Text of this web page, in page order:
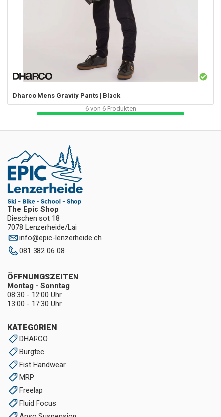
Dharco Mens Gravity Pants | Black
6von 6Produkten
The Epic Shop
Dieschen sot 18
7078 Lenzerheide/Lai
info@epic-lenzerheide.ch
081 382 06 08
KATEGORIEN
DHARCO
Burgtec
Fist Handwear
MRP
Freelap
Fluid Focus
ÖFFNUNGSZEITEN
Montag - Sonntag
08:30 - 12:00 Uhr
13:00 - 17:30 Uhr